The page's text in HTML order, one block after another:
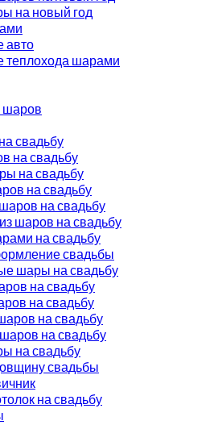
на новый год
авто
шарами
шаров
свадьбу
на свадьбу
на свадьбу
на свадьбу
на свадьбу
шаров на свадьбу
на свадьбу
свадьбы
шары на свадьбу
на свадьбу
на свадьбу
на свадьбу
на свадьбу
на свадьбу
свадьбы
на свадьбу